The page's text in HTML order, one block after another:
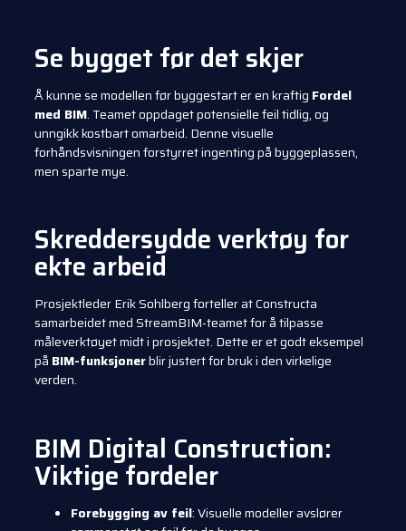
Se bygget før det skjer
Å kunne se modellen før byggestart er en kraftig Fordel
med BIM. Teamet oppdaget potensielle feil tidlig, og
unngikk kostbart omarbeid. Denne visuelle
forhåndsvisningen forstyrret ingenting på byggeplassen,
men sparte mye.
Skreddersydde verktøy for
ekte arbeid
Prosjektleder Erik Sohlberg forteller at Constructa
samarbeidet med StreamBIM-teamet for å tilpasse
måleverktøyet midt i prosjektet. Dette er et godt eksempel
på BIM-funksjonerblir justert for bruk i den virkelige
verden.
BIM Digital Construction:
Viktige fordeler
Forebygging av feil: Visuelle modeller avslører